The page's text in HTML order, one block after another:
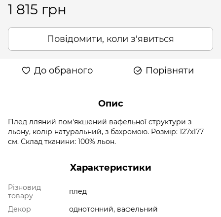
1 815 грн
Повідомити, коли з'явиться
До обраного Порівняти
Опис
Плед лляний пом'якшений вафельної структури з
льону, колір натуральний, з бахромою. Розмір: 127x177
см. Склад тканини: 100% льон.
Характеристики
Різновид
товару
плед
Декор
однотонний, вафельний